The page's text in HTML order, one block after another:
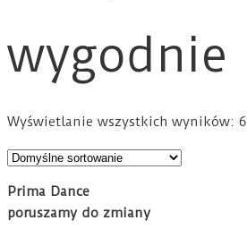
wygodnie
Wyświetlanie wszystkich wyników: 6
Prima Dance
poruszamy do zmiany